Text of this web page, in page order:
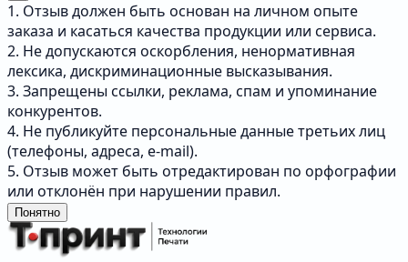
1. Отзыв должен быть основан на личном опыте
заказа и касаться качества продукции или сервиса.
2. Не допускаются оскорбления, ненормативная
лексика, дискриминационные высказывания.
3. Запрещены ссылки, реклама, спам и упоминание
конкурентов.
4. Не публикуйте персональные данные третьих лиц
(телефоны, адреса, e-mail).
5. Отзыв может быть отредактирован по орфографии
или отклонён при нарушении правил.
Понятно